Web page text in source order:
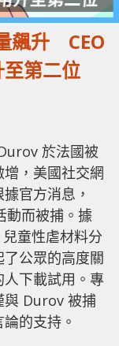
飆升 CEO
第二位
於法國被
，美國社交網
官方消息，
動而被捕。據
童性虐材料分
公眾的高度關
下載試用。專
與 Durov 被捕
的支持。